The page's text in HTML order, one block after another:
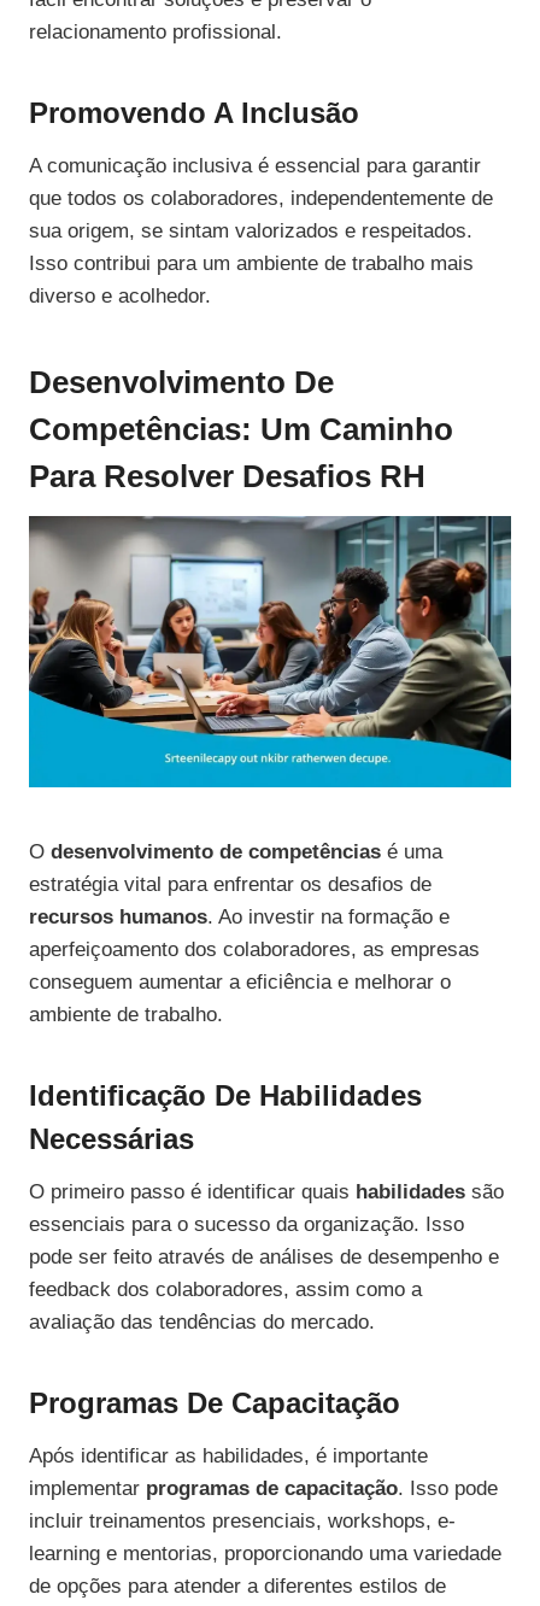
relacionamento profissional.
Promovendo A Inclusão
A comunicação inclusiva é essencial para garantir
que todos os colaboradores, independentemente de
sua origem, se sintam valorizados e respeitados.
Isso contribui para um ambiente de trabalho mais
diverso e acolhedor.
Desenvolvimento De
Competências: Um Caminho
Para Resolver Desafios RH
O desenvolvimento de competências é uma
estratégia vital para enfrentar os desafios de
recursos humanos. Ao investir na formação e
aperfeiçoamento dos colaboradores, as empresas
conseguem aumentar a eficiência e melhorar o
ambiente de trabalho.
Identificação De Habilidades
Necessárias
O primeiro passo é identificar quais habilidades são
essenciais para o sucesso da organização. Isso
pode ser feito através de análises de desempenho e
feedback dos colaboradores, assim como a
avaliação das tendências do mercado.
Programas De Capacitação
Após identificar as habilidades, é importante
implementar programas de capacitação. Isso pode
incluir treinamentos presenciais, workshops, e-
learning e mentorias, proporcionando uma variedade
de opções para atender a diferentes estilos de